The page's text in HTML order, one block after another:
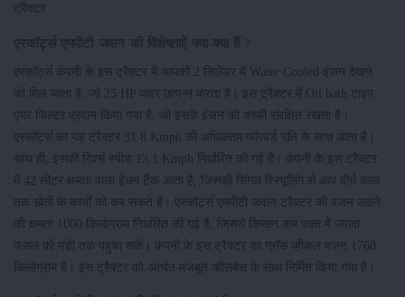
ट्रैक्टर
एस्कॉर्ट्स कंपनी के इस ट्रैक्टर में आपको 2 सिलेंडर में Water Cooled इंजन देखने
को मिल जाता है, जो 25 HP पावर उत्पन्न करता है। इस ट्रैक्टर में Oil bath टाइप
एयर फिल्टर प्रदान किया गया है, जो इसके इंजन को काफी संरक्षित रखता है।
एस्कॉर्ट्स का यह ट्रैक्टर 31.8 Kmph की अधिकतम फॉरवर्ड गति के साथ आता है।
साथ ही, इसकी रिवर्स स्पीड 13.1 Kmph निर्धारित की गई है। कंपनी के इस ट्रैक्टर
में 42 लीटर क्षमता वाला ईंधन टैंक आता है, जिसकी सिंगल रिफ्यूलिंग से आप दीर्घ काल
तक खेती के कार्यों को कर सकते हैं। एस्कॉर्ट्स एमपीटी जवान ट्रैक्टर की वजन उठाने
की क्षमता 1000 किलोग्राम निर्धारित की गई है, जिससे किसान कम वक्त में ज्यादा
फसल को मंडी तक पहुंचा सकें। कंपनी के इस ट्रैक्टर का ग्रॉस व्हीकल वजन 1760
किलोग्राम है। इस ट्रैक्टर को अत्यंत मजबूत व्हीलबेस के साथ निर्मित किया गया है।